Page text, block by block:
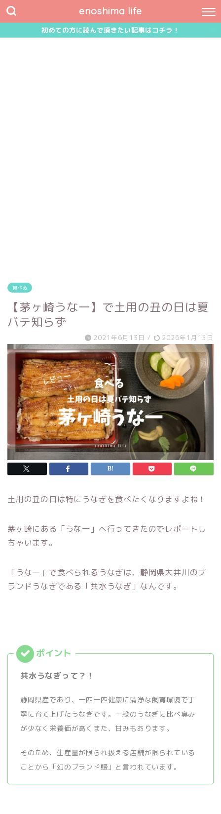
enoshima life
初めての方に読んで頂きたい記事はコチラ！
食べる
【茅ヶ崎うな一】で土用の丑の日は夏
バテ知らず
2021年6月13日 / 2026年1月15日
土用の丑の日は特にうなぎを食べたくなりますよね！
茅ヶ崎にある「うな一」へ行ってきたのでレポートし
ちゃいます。
「うな一」で食べられるうなぎは、静岡県大井川のブ
ランドうなぎである「共水うなぎ」なんです。
共水うなぎって？！
静岡県産であり、一匹一匹健康に清浄な飼育環境で丁
寧に育て上げたうなぎです。一般のうなぎに比べ臭み
が少なく栄養価が高くまた、甘みもあります。
そのため、生産量が限られ扱える店舗が限られている
ことから「幻のブランド鰻」と言われています。